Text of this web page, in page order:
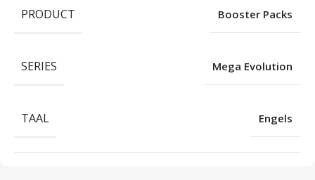
PRODUCT Booster Packs
SERIES Mega Evolution
TAAL Engels